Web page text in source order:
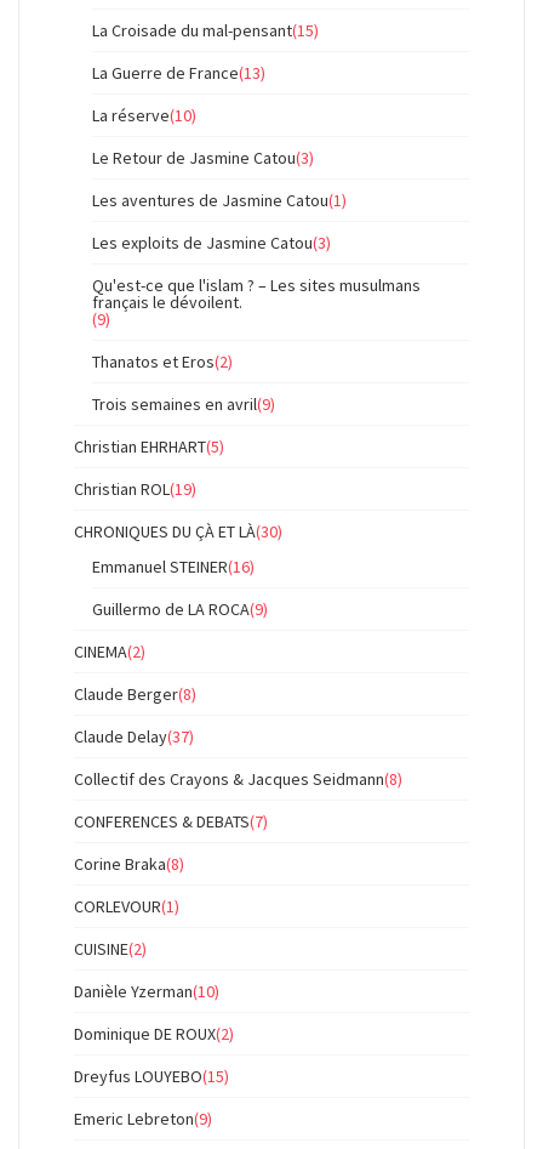
La Croisade du mal-pensant(15)
La Guerre de France(13)
La réserve(10)
Le Retour de Jasmine Catou(3)
Les aventures de Jasmine Catou(1)
Les exploits de Jasmine Catou(3)
Qu'est-ce que l'islam ? – Les sites musulmans
français le dévoilent.
(9)
Thanatos et Eros(2)
Trois semaines en avril(9)
Christian EHRHART(5)
Christian ROL(19)
CHRONIQUES DU ÇÀ ET LÀ(30)
Emmanuel STEINER(16)
Guillermo de LA ROCA(9)
CINEMA(2)
Claude Berger(8)
Claude Delay(37)
Collectif des Crayons & Jacques Seidmann(8)
CONFERENCES & DEBATS(7)
Corine Braka(8)
CORLEVOUR(1)
CUISINE(2)
Danièle Yzerman(10)
Dominique DE ROUX(2)
Dreyfus LOUYEBO(15)
Emeric Lebreton(9)